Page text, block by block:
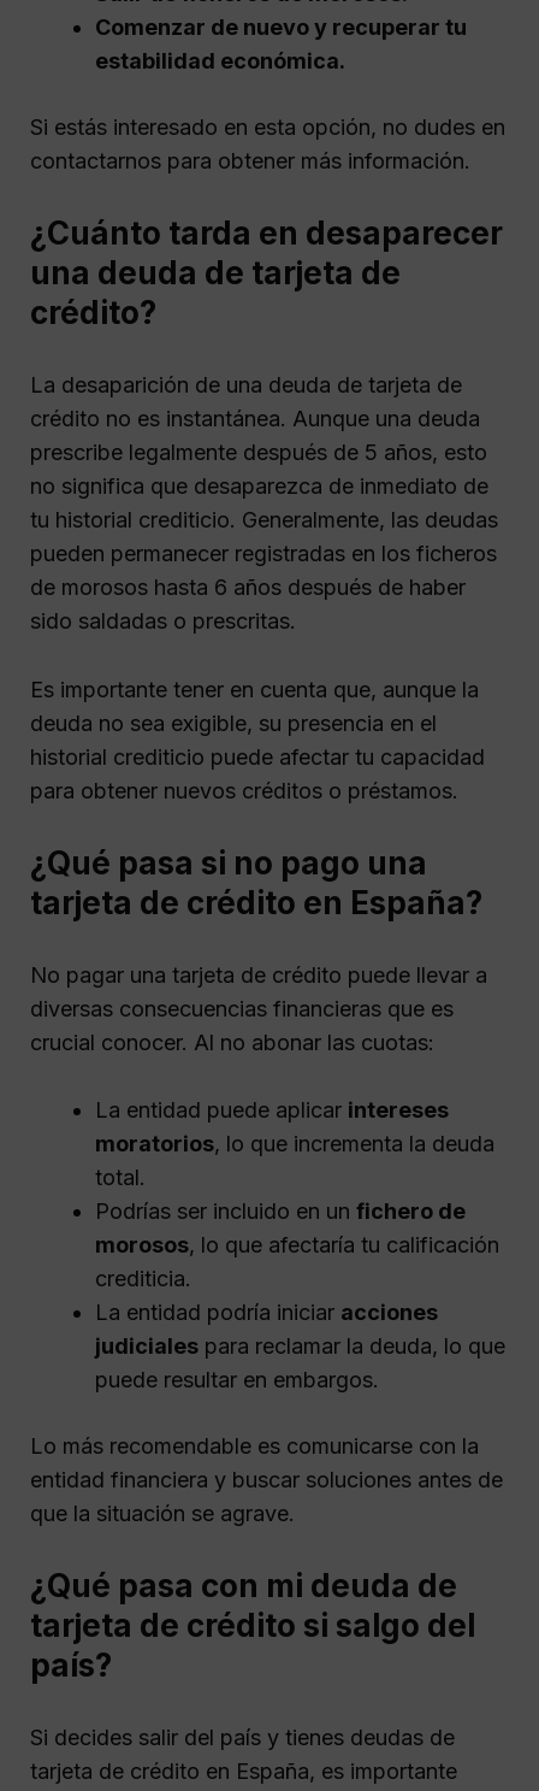
Comenzar de nuevo y recuperar tu
estabilidad económica.
Si estás interesado en esta opción, no dudes en
contactarnos para obtener más información.
¿Cuánto tarda en desaparecer
una deuda de tarjeta de
crédito?
La desaparición de una deuda de tarjeta de
crédito no es instantánea. Aunque una deuda
prescribe legalmente después de 5 años, esto
no significa que desaparezca de inmediato de
tu historial crediticio. Generalmente, las deudas
pueden permanecer registradas en los ficheros
de morosos hasta 6 años después de haber
sido saldadas o prescritas.
Es importante tener en cuenta que, aunque la
deuda no sea exigible, su presencia en el
historial crediticio puede afectar tu capacidad
para obtener nuevos créditos o préstamos.
¿Qué pasa si no pago una
tarjeta de crédito en España?
No pagar una tarjeta de crédito puede llevar a
diversas consecuencias financieras que es
crucial conocer. Al no abonar las cuotas:
La entidad puede aplicar intereses
moratorios, lo que incrementa la deuda
total.
Podrías ser incluido en un fichero de
morosos, lo que afectaría tu calificación
crediticia.
La entidad podría iniciar acciones
judiciales para reclamar la deuda, lo que
puede resultar en embargos.
Lo más recomendable es comunicarse con la
entidad financiera y buscar soluciones antes de
que la situación se agrave.
¿Qué pasa con mi deuda de
tarjeta de crédito si salgo del
país?
Si decides salir del país y tienes deudas de
tarjeta de crédito en España, es importante